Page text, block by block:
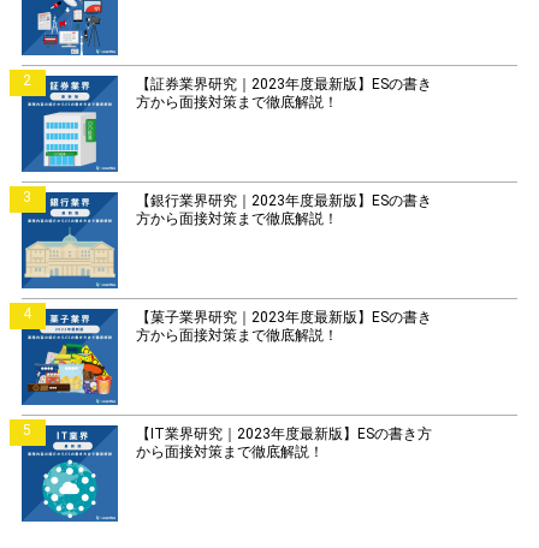
2
【証券業界研究｜2023年度最新版】ESの書き
方から面接対策まで徹底解説！
3
【銀行業界研究｜2023年度最新版】ESの書き
方から面接対策まで徹底解説！
4
【菓子業界研究｜2023年度最新版】ESの書き
方から面接対策まで徹底解説！
5
【IT業界研究｜2023年度最新版】ESの書き方
から面接対策まで徹底解説！